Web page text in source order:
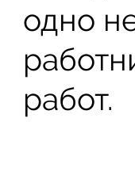
одно
работ.